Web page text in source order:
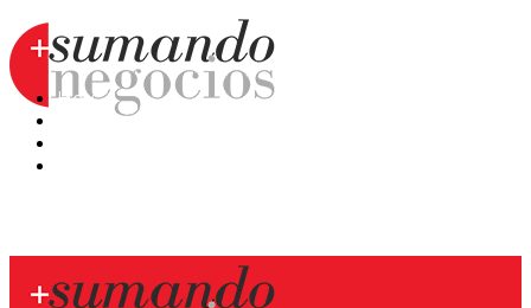
Hoy
Mercatips